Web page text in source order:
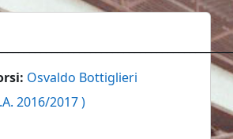
2016/2017 )
Osvaldo Bottiglieri